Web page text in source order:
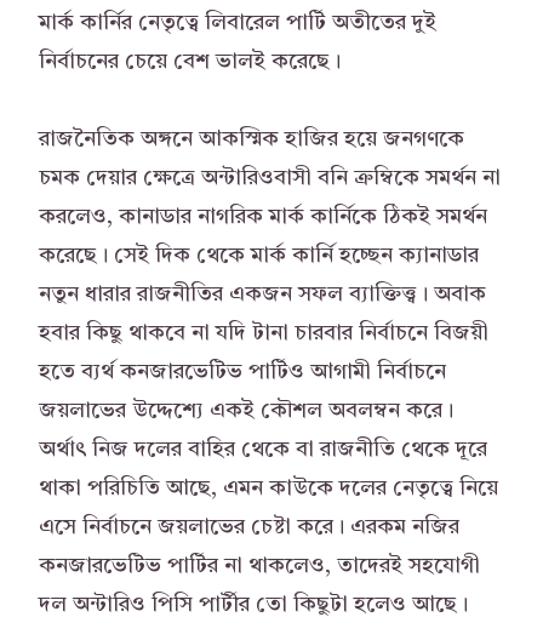
মার্ক কার্নির নেতৃত্বে লিবারেল পার্টি অতীতের দুই
নির্বাচনের চেয়ে বেশ ভালই করেছে।
রাজনৈতিক অঙ্গনে আকস্মিক হাজির হয়ে জনগণকে
চমক দেয়ার ক্ষেত্রে অন্টারিওবাসী বনি ক্রম্বিকে সমর্থন না
করলেও, কানাডার নাগরিক মার্ক কার্নিকে ঠিকই সমর্থন
করেছে। সেই দিক থেকে মার্ক কার্নি হচ্ছেন ক্যানাডার
নতুন ধারার রাজনীতির একজন সফল ব্যাক্তিত্ত্ব। অবাক
হবার কিছু থাকবে না যদি টানা চারবার নির্বাচনে বিজয়ী
হতে ব্যর্থ কনজারভেটিভ পার্টিও আগামী নির্বাচনে
জয়লাভের উদ্দেশ্যে একই কৌশল অবলম্বন করে।
অর্থাৎ নিজ দলের বাহির থেকে বা রাজনীতি থেকে দূরে
থাকা পরিচিতি আছে, এমন কাউকে দলের নেতৃত্বে নিয়ে
এসে নির্বাচনে জয়লাভের চেষ্টা করে। এরকম নজির
কনজারভেটিভ পার্টির না থাকলেও, তাদেরই সহযোগী
দল অন্টারিও পিসি পার্টীর তো কিছুটা হলেও আছে।